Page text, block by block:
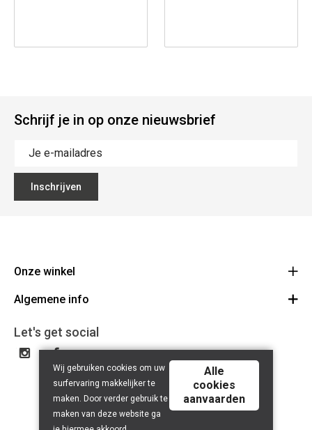
Schrijf je in op onze nieuwsbrief
Inschrijven
Onze winkel
Noordstraat 41 - 8800 Roeselare
051 20 43 88
BE 0753.405.631
Algemene info
Algemene voorwaarden
Contact
Disclaimer
Privacy Policy
Let's get social
Wij gebruiken cookies om uw
surfervaring makkelijker te
maken. Door verder gebruik te
maken van deze website ga
Alle
cookies
aanvaarden